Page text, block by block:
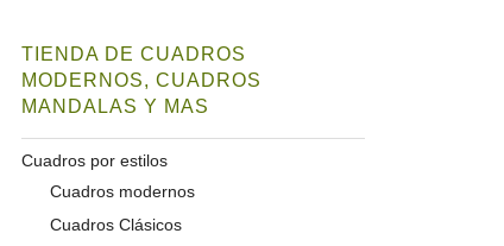
TIENDA DE CUADROS
MODERNOS, CUADROS
MANDALAS Y MAS
Cuadros por estilos
Cuadros modernos
Cuadros Clásicos